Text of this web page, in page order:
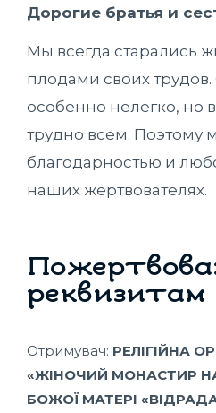
Дорогие братья и
Мы всегда старались
плодами своих трудов.
особенно нелегко, но
трудно всем. Поэтому
благодарностью и
наших жертвователях.
реквизитам
Отримувач: РЕЛІГІЙНА
«ЖІНОЧИЙ МОНАСТИР
БОЖОЇ МАТЕРІ «ВІДРАДА